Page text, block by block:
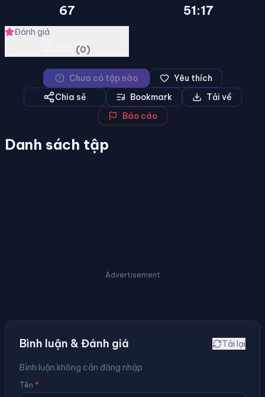
67 51:17
Đánh giá
(0)
Chưa có tập nào
Yêu thích
Chia sẻ
Bookmark
Tải về
Báo cáo
Danh sách tập
Advertisement
Bình luận & Đánh giá Tải lại
Bình luận không cần đăng nhập
Tên *